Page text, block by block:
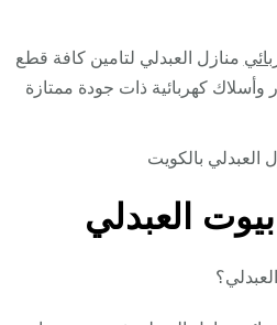
منازل العبدلي لتامين كافة قطع
وأسلاك كهربائية ذات جودة ممتازة
العبدلي بالكويت
العبدلي